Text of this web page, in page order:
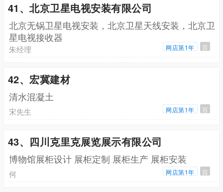
41、北京卫星电视安装有限公司
北京无锅卫星电视安装，北京卫星天线安装，北京卫
星电视接收器
朱经理 网店第1年 百
42、宏冀建材
清水混凝土
宋先生 网店第1年 百
43、四川克里克展览展示有限公司
博物馆展柜设计 展柜定制 展柜生产 展柜安装
何 网店第1年 百